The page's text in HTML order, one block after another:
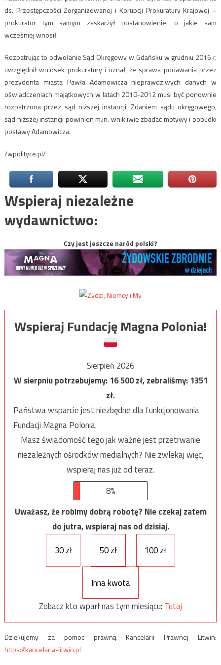
ds. Przestępczości Zorganizowanej i Korupcji Prokuratury Krajowej –
prokurator tym samym zaskarżył postanowienie, o jakie sam
wcześniej wnosił.
Rozpatrując to odwołanie Sąd Okręgowy w Gdańsku w grudniu 2016 r.
uwzględnił wniosek prokuratury i uznał, że sprawa podawania przez
prezydenta miasta Pawła Adamowicza nieprawdziwych danych w
oświadczeniach majątkowych w latach 2010-2012 musi być ponownie
rozpatrzona przez sąd niższej instancji. Zdaniem sądu okręgowego,
sąd niższej instancji powinien m.in. wnikliwie zbadać motywy i pobudki
postawy Adamowicza.
/wpolityce.pl/
Wspieraj niezależne
wydawnictwo:
Czy jest jeszcze naród polski?
Wspieraj Fundację Magna Polonia!
Sierpień 2026
W sierpniu potrzebujemy:16 500zł, zebraliśmy:1351
zł.
Państwa wsparcie jest niezbędne dla funkcjonowania
Fundacji Magna Polonia.
Masz świadomość tego jak ważne jest przetrwanie
niezależnych ośrodków medialnych? Nie zwlekaj więc,
wspieraj nas już od teraz.
8%
Uważasz, że robimy dobrą robotę? Nie czekaj zatem
do jutra, wspieraj nas od dzisiaj.
30 zł
50 zł 100 zł
Inna kwota
Zobacz kto wparł nas tym miesiącu: Tutaj
Dziękujemy za pomoc prawną Kancelarii Prawnej Litwin:
https://kancelaria-litwin.pl